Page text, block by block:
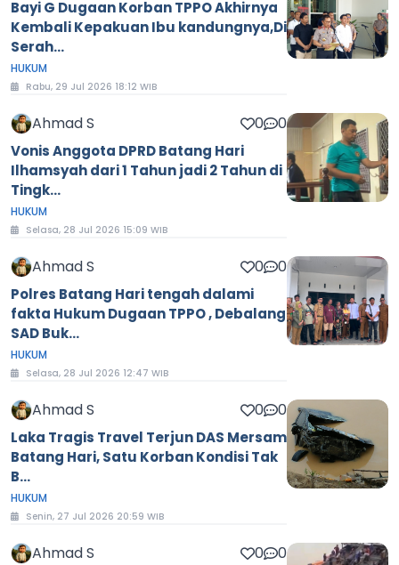
Bayi G Dugaan Korban TPPO Akhirnya
Kembali Kepakuan Ibu kandungnya,Di
Serah...
HUKUM
Rabu, 29 Jul 2026 18:12 WIB
Ahmad S 0 0
Vonis Anggota DPRD Batang Hari
Ilhamsyah dari 1 Tahun jadi 2 Tahun di
Tingk...
HUKUM
Selasa, 28 Jul 2026 15:09 WIB
Ahmad S 0 0
Polres Batang Hari tengah dalami
fakta Hukum Dugaan TPPO , Debalang
SAD Buk...
HUKUM
Selasa, 28 Jul 2026 12:47 WIB
Ahmad S 0 0
Laka Tragis Travel Terjun DAS Mersam
Batang Hari, Satu Korban Kondisi Tak
B...
HUKUM
Senin, 27 Jul 2026 20:59 WIB
Ahmad S 0 0